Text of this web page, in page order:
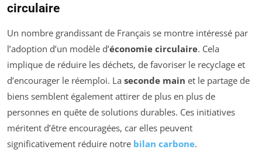
circulaire
Un nombre grandissant de Français se montre intéressé par
l’adoption d’un modèle d’économie circulaire. Cela
implique de réduire les déchets, de favoriser le recyclage et
d’encourager le réemploi. La seconde main et le partage de
biens semblent également attirer de plus en plus de
personnes en quête de solutions durables. Ces initiatives
méritent d’être encouragées, car elles peuvent
significativement réduire notre bilan carbone.